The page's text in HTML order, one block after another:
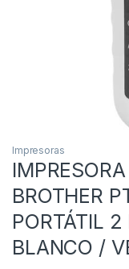
Impresoras
BROTHER
PORTÁTIL
BLANCO /